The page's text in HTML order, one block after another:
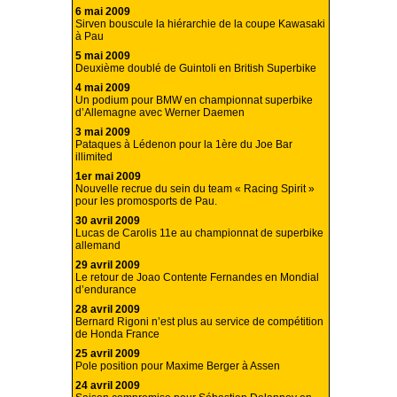
6 mai 2009
Sirven bouscule la hiérarchie de la coupe Kawasaki
à Pau
5 mai 2009
Deuxième doublé de Guintoli en British Superbike
4 mai 2009
Un podium pour BMW en championnat superbike
d’Allemagne avec Werner Daemen
3 mai 2009
Pataques à Lédenon pour la 1ère du Joe Bar
illimited
1er mai 2009
Nouvelle recrue du sein du team « Racing Spirit »
pour les promosports de Pau.
30 avril 2009
Lucas de Carolis 11e au championnat de superbike
allemand
29 avril 2009
Le retour de Joao Contente Fernandes en Mondial
d’endurance
28 avril 2009
Bernard Rigoni n’est plus au service de compétition
de Honda France
25 avril 2009
Pole position pour Maxime Berger à Assen
24 avril 2009